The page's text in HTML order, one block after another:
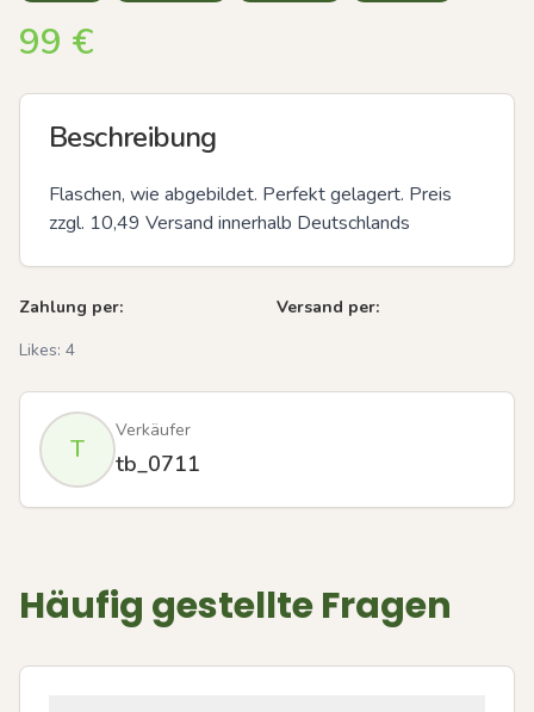
99 €
Beschreibung
Flaschen, wie abgebildet. Perfekt gelagert. Preis
zzgl. 10,49 Versand innerhalb Deutschlands
Zahlung per:
Versand per:
Likes: 4
T
Verkäufer
tb_0711
Häufig gestellte Fragen